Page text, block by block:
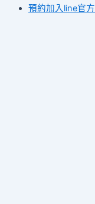
預約加入line官方